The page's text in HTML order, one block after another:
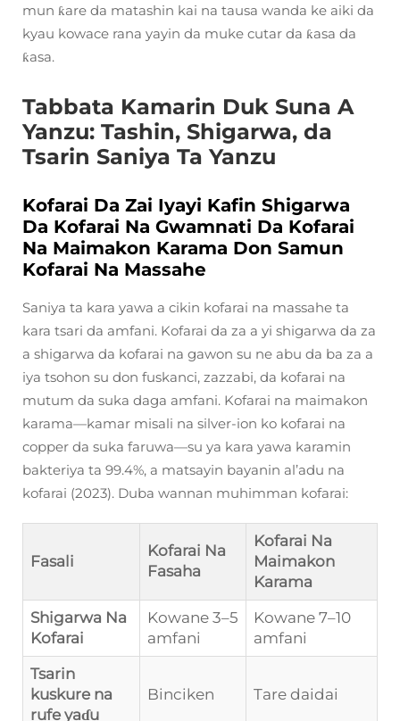
mun ƙare da matashin kai na tausa wanda ke aiki da
kyau kowace rana yayin da muke cutar da ƙasa da
ƙasa.
Tabbata Kamarin Duk Suna A
Yanzu: Tashin, Shigarwa, da
Tsarin Saniya Ta Yanzu
Kofarai Da Zai Iyayi Kafin Shigarwa
Da Kofarai Na Gwamnati Da Kofarai
Na Maimakon Karama Don Samun
Kofarai Na Massahe
Saniya ta kara yawa a cikin kofarai na massahe ta
kara tsari da amfani. Kofarai da za a yi shigarwa da za
a shigarwa da kofarai na gawon su ne abu da ba za a
iya tsohon su don fuskanci, zazzabi, da kofarai na
mutum da suka daga amfani. Kofarai na maimakon
karama—kamar misali na silver-ion ko kofarai na
copper da suka faruwa—su ya kara yawa karamin
bakteriya ta 99.4%, a matsayin bayanin al’adu na
kofarai (2023). Duba wannan muhimman kofarai:
Fasali
Kofarai Na
Fasaha
Kofarai Na
Maimakon
Karama
Shigarwa Na
Kofarai
Kowane 3–5
amfani
Kowane 7–10
amfani
Tsarin
kuskure na
rufe yaɗu
Binciken Tare daidai